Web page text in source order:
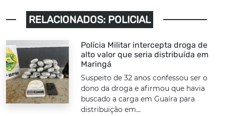
RELACIONADOS: POLICIAL
Polícia Militar intercepta droga de
alto valor que seria distribuída em
Maringá
Suspeito de 32 anos confessou ser o
dono da droga e afirmou que havia
buscado a carga em Guaíra para
distribuição em...